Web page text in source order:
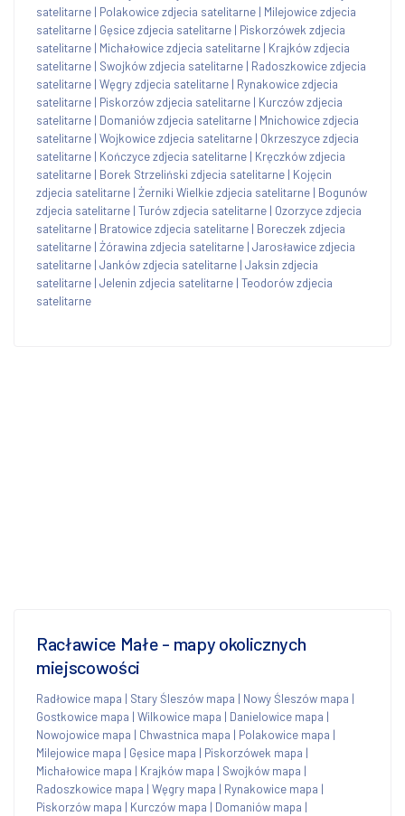
satelitarne | Polakowice zdjecia satelitarne | Milejowice zdjecia
satelitarne | Gęsice zdjecia satelitarne | Piskorzówek zdjecia
satelitarne | Michałowice zdjecia satelitarne | Krajków zdjecia
satelitarne | Swojków zdjecia satelitarne | Radoszkowice zdjecia
satelitarne | Węgry zdjecia satelitarne | Rynakowice zdjecia
satelitarne | Piskorzów zdjecia satelitarne | Kurczów zdjecia
satelitarne | Domaniów zdjecia satelitarne | Mnichowice zdjecia
satelitarne | Wojkowice zdjecia satelitarne | Okrzeszyce zdjecia
satelitarne | Kończyce zdjecia satelitarne | Kręczków zdjecia
satelitarne | Borek Strzeliński zdjecia satelitarne | Kojęcin
zdjecia satelitarne | Żerniki Wielkie zdjecia satelitarne | Bogunów
zdjecia satelitarne | Turów zdjecia satelitarne | Ozorzyce zdjecia
satelitarne | Bratowice zdjecia satelitarne | Boreczek zdjecia
satelitarne | Żórawina zdjecia satelitarne | Jarosławice zdjecia
satelitarne | Janków zdjecia satelitarne | Jaksin zdjecia
satelitarne | Jelenin zdjecia satelitarne | Teodorów zdjecia
satelitarne
Racławice Małe - mapy okolicznych
miejscowości
Radłowice mapa | Stary Śleszów mapa | Nowy Śleszów mapa |
Gostkowice mapa | Wilkowice mapa | Danielowice mapa |
Nowojowice mapa | Chwastnica mapa | Polakowice mapa |
Milejowice mapa | Gęsice mapa | Piskorzówek mapa |
Michałowice mapa | Krajków mapa | Swojków mapa |
Radoszkowice mapa | Węgry mapa | Rynakowice mapa |
Piskorzów mapa | Kurczów mapa | Domaniów mapa |